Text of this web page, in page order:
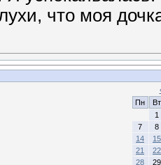
что моя
Пн
Вт
1
7
8
14
15
21
22
28
29